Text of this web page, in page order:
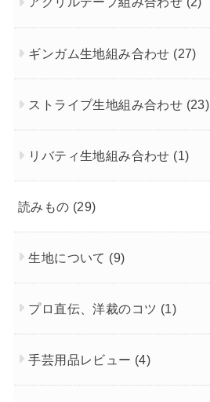
ギンガム生地組み合わせ (27)
ストライプ生地組み合わせ (23)
リバティ生地組み合わせ (1)
読みもの (29)
生地について (9)
プロ直伝、洋裁のコツ (1)
手芸用品レビュー (4)